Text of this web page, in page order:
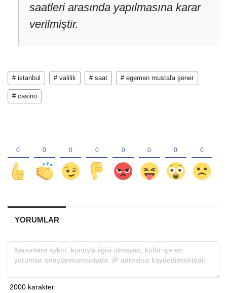
saatleri arasında yapılmasına karar
verilmiştir.
# istanbul # valilik # saat # egemen mustafa şener
# casino
YORUMLAR